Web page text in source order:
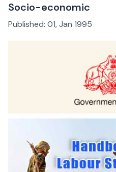
Socio-economic
Published: 01, Jan 1995